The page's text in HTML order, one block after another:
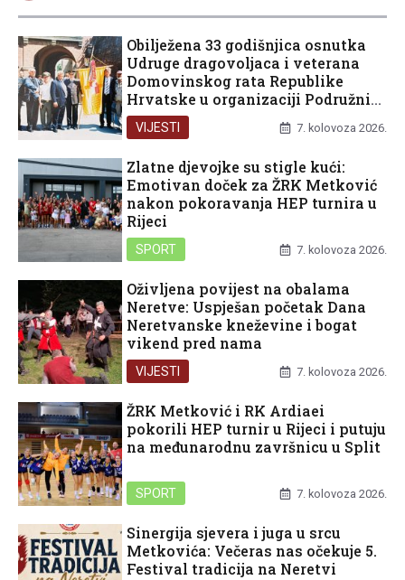
Obilježena 33 godišnjica osnutka
Udruge dragovoljaca i veterana
Domovinskog rata Republike
Hrvatske u organizaciji Podružnice
Dubrovačko-neretvanske županije
VIJESTI 7. kolovoza 2026.
Zlatne djevojke su stigle kući:
Emotivan doček za ŽRK Metković
nakon pokoravanja HEP turnira u
Rijeci
SPORT 7. kolovoza 2026.
Oživljena povijest na obalama
Neretve: Uspješan početak Dana
Neretvanske kneževine i bogat
vikend pred nama
VIJESTI 7. kolovoza 2026.
ŽRK Metković i RK Ardiaei
pokorili HEP turnir u Rijeci i putuju
na međunarodnu završnicu u Split
SPORT 7. kolovoza 2026.
Sinergija sjevera i juga u srcu
Metkovića: Večeras nas očekuje 5.
Festival tradicija na Neretvi